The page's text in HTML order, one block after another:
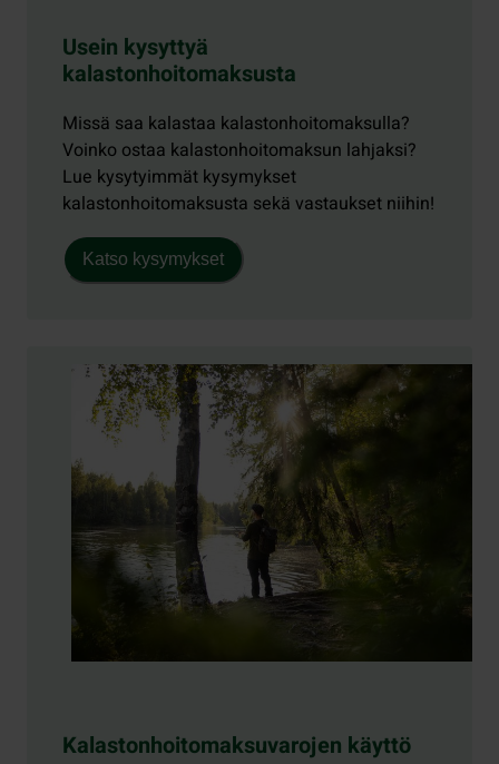
Usein kysyttyä
kalastonhoitomaksusta
Missä saa kalastaa kalastonhoitomaksulla?
Voinko ostaa kalastonhoitomaksun lahjaksi?
Lue kysytyimmät kysymykset
kalastonhoitomaksusta sekä vastaukset niihin!
Katso kysymykset
Kalastonhoitomaksuvarojen käyttö